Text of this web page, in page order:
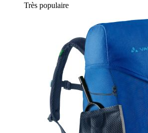
Très populaire